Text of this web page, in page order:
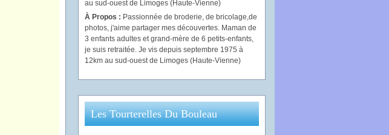
À Propos : Passionnée de broderie, de bricolage,de
photos, j'aime partager mes découvertes. Maman de
3 enfants adultes et grand-mère de 6 petits-enfants,
je suis retraitée. Je vis depuis septembre 1975 à
12km au sud-ouest de Limoges (Haute-Vienne)
Les Tourterelles Du Bouleau